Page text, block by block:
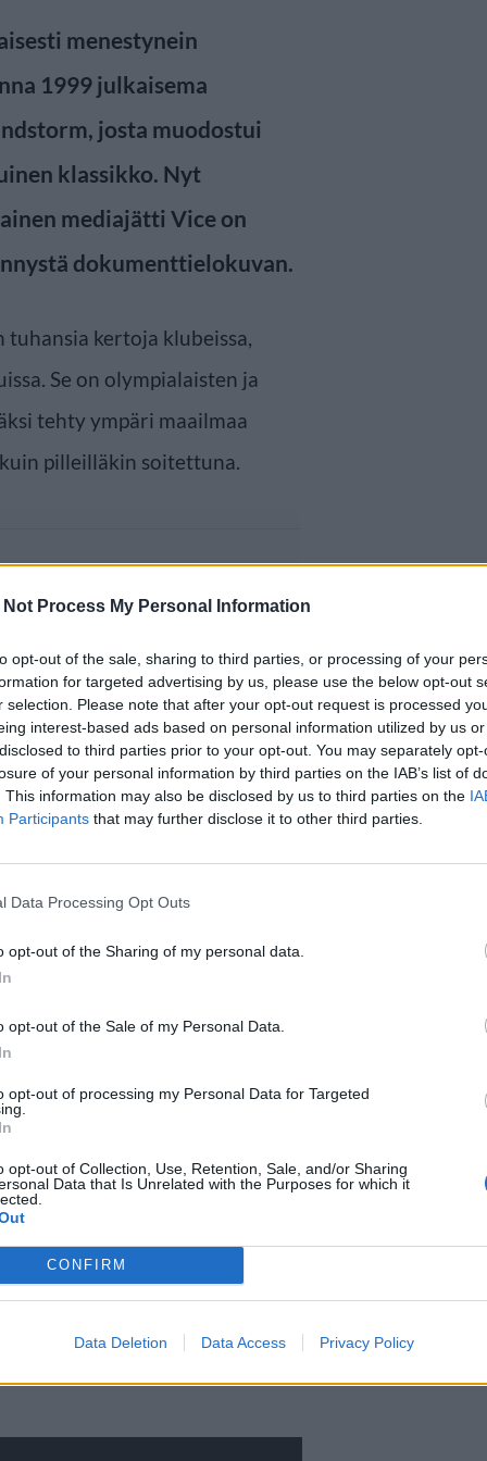
Not Process My Personal Information
opt-out of the sale, sharing to third parties, or processing of your
for targeted advertising by us, please use the below opt-out
selection. Please note that after your opt-out request is processed
interest-based ads based on personal information utilized by us
to third parties prior to your opt-out. You may separately
of your personal information by third parties on the IAB’s list of
This information may also be disclosed by us to third parties on the
Participants that may further disclose it to other third parties.
Data Processing Opt Outs
opt-out of the Sharing of my personal data.
opt-out of the Sale of my Personal Data.
opt-out of processing my Personal Data for Targeted
opt-out of Collection, Use, Retention, Sale, and/or Sharing
Data that Is Unrelated with the Purposes for which it
CONFIRM
Data Deletion Data Access Privacy Policy
menestynein
1999 julkaisema
josta muodostui
klassikko. Nyt
mediajätti Vice on
dokumenttielokuvan.
kertoja klubeissa,
Se on olympialaisten ja
tehty ympäri maailmaa
pilleilläkin soitettuna.
”Darude” Virtasen taustoihin
hänen ja Jaakko ”JS16”
syntyi. Lisäksi Virtanen
kuvauspaikkoja